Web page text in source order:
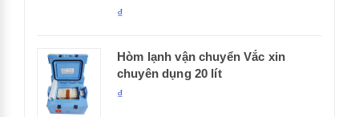
₫
Hòm lạnh vận chuyển Vắc xin
chuyên dụng 20 lít
₫